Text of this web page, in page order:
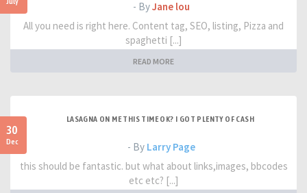
- ByJane lou
All you need is right here. Content tag, SEO, listing, Pizza and
spaghetti [...]
READ MORE
30
Dec
LASAGNA ON ME THIS TIME OK? I GOT PLENTY OF CASH
- By Larry Page
this should be fantastic. but what about links,images, bbcodes
etc etc? [...]